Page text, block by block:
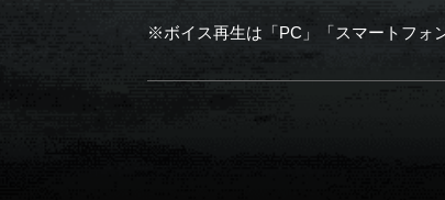
※ボイス再生は「PC」「スマートフォ